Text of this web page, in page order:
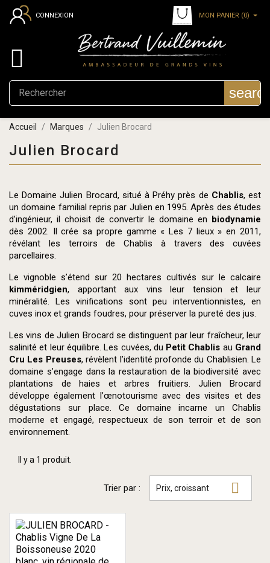
CONNEXION MON PANIER (0)

Accueil Marques Julien Brocard
Julien Brocard
Le Domaine Julien Brocard, situé à Préhy près de Chablis, est
un domaine familial repris par Julien en 1995. Après des études
d’ingénieur, il choisit de convertir le domaine en biodynamie
dès 2002. Il crée sa propre gamme « Les 7 lieux » en 2011,
révélant les terroirs de Chablis à travers des cuvées
parcellaires.
Le vignoble s’étend sur 20 hectares cultivés sur le calcaire
kimméridgien, apportant aux vins leur tension et leur
minéralité. Les vinifications sont peu interventionnistes, en
cuves inox et grands foudres, pour préserver la pureté des jus.
Les vins de Julien Brocard se distinguent par leur fraîcheur, leur
salinité et leur équilibre. Les cuvées, du Petit Chablis au Grand
Cru Les Preuses, révèlent l’identité profonde du Chablisien. Le
domaine s’engage dans la restauration de la biodiversité avec
plantations de haies et arbres fruitiers. Julien Brocard
développe également l’œnotourisme avec des visites et des
dégustations sur place. Ce domaine incarne un Chablis
moderne et engagé, respectueux de son terroir et de son
environnement.
Il y a 1 produit.
Trier par : Prix, croissant 